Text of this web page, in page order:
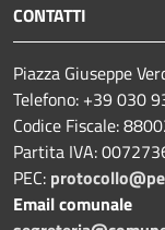
CONTATTI
Piazza Giuseppe
Telefono: +39 030
Codice Fiscale:
Partita IVA:
PEC:
Email comunale